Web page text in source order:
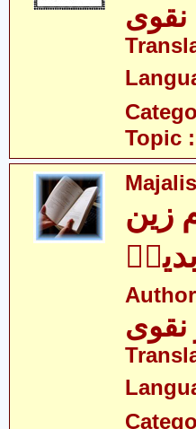
نقوی
Topic :
زین